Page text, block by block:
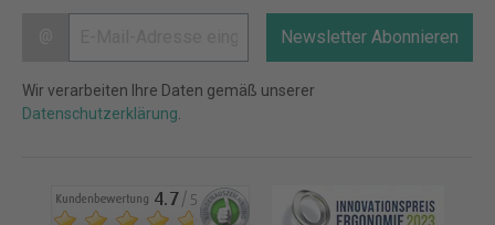
Newsletter Abonnieren
Wir verarbeiten Ihre Daten gemäß unserer
Datenschutzerklärung